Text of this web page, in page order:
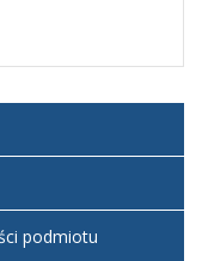
podmiotu